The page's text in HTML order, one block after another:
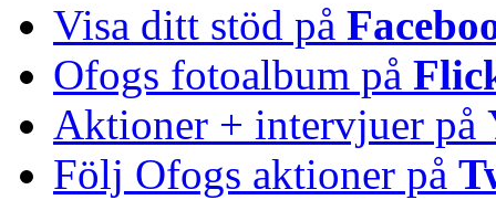
Visa ditt stöd på
Ofogs fotoalbum på
Aktioner + intervjuer på
Följ Ofogs aktioner på